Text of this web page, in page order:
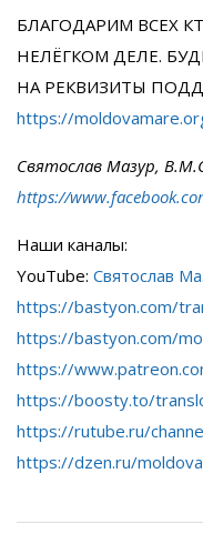
БЛАГОДАРИМ ВСЕХ
НЕЛЁГКОМ ДЕЛЕ.
НА РЕКВИЗИТЫ
https://
Святослав Мазур,
https://
Наши каналы:
YouTube: Святослав
https://bastyon.com/
https://bastyon.com/
https://
https://boosty.to/
https://rutube.ru/
https://dzen.ru/